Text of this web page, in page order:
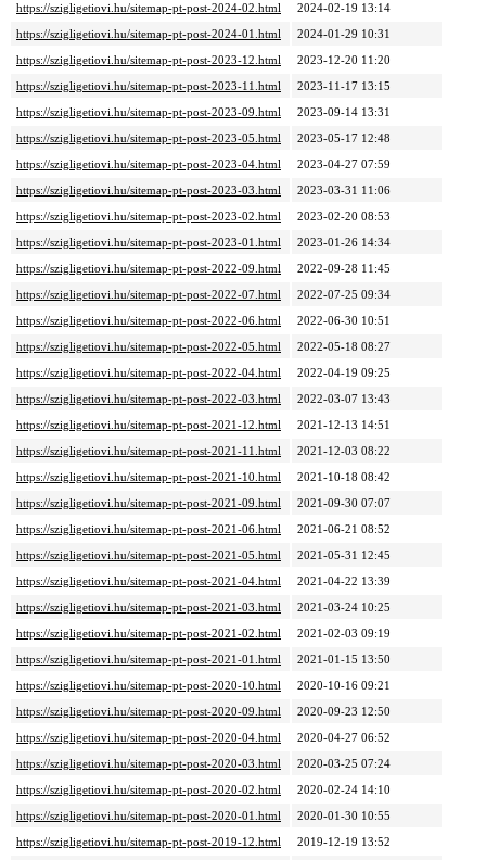
https://szigligetiovi.hu/sitemap-pt-post-2024-02.html
2024-02-19 13:14
https://szigligetiovi.hu/sitemap-pt-post-2024-01.html
2024-01-29 10:31
https://szigligetiovi.hu/sitemap-pt-post-2023-12.html
2023-12-20 11:20
https://szigligetiovi.hu/sitemap-pt-post-2023-11.html
2023-11-17 13:15
https://szigligetiovi.hu/sitemap-pt-post-2023-09.html
2023-09-14 13:31
https://szigligetiovi.hu/sitemap-pt-post-2023-05.html
2023-05-17 12:48
https://szigligetiovi.hu/sitemap-pt-post-2023-04.html
2023-04-27 07:59
https://szigligetiovi.hu/sitemap-pt-post-2023-03.html
2023-03-31 11:06
https://szigligetiovi.hu/sitemap-pt-post-2023-02.html
2023-02-20 08:53
https://szigligetiovi.hu/sitemap-pt-post-2023-01.html
2023-01-26 14:34
https://szigligetiovi.hu/sitemap-pt-post-2022-09.html
2022-09-28 11:45
https://szigligetiovi.hu/sitemap-pt-post-2022-07.html
2022-07-25 09:34
https://szigligetiovi.hu/sitemap-pt-post-2022-06.html
2022-06-30 10:51
https://szigligetiovi.hu/sitemap-pt-post-2022-05.html
2022-05-18 08:27
https://szigligetiovi.hu/sitemap-pt-post-2022-04.html
2022-04-19 09:25
https://szigligetiovi.hu/sitemap-pt-post-2022-03.html
2022-03-07 13:43
https://szigligetiovi.hu/sitemap-pt-post-2021-12.html
2021-12-13 14:51
https://szigligetiovi.hu/sitemap-pt-post-2021-11.html
2021-12-03 08:22
https://szigligetiovi.hu/sitemap-pt-post-2021-10.html
2021-10-18 08:42
https://szigligetiovi.hu/sitemap-pt-post-2021-09.html
2021-09-30 07:07
https://szigligetiovi.hu/sitemap-pt-post-2021-06.html
2021-06-21 08:52
https://szigligetiovi.hu/sitemap-pt-post-2021-05.html
2021-05-31 12:45
https://szigligetiovi.hu/sitemap-pt-post-2021-04.html
2021-04-22 13:39
https://szigligetiovi.hu/sitemap-pt-post-2021-03.html
2021-03-24 10:25
https://szigligetiovi.hu/sitemap-pt-post-2021-02.html
2021-02-03 09:19
https://szigligetiovi.hu/sitemap-pt-post-2021-01.html
2021-01-15 13:50
https://szigligetiovi.hu/sitemap-pt-post-2020-10.html
2020-10-16 09:21
https://szigligetiovi.hu/sitemap-pt-post-2020-09.html
2020-09-23 12:50
https://szigligetiovi.hu/sitemap-pt-post-2020-04.html
2020-04-27 06:52
https://szigligetiovi.hu/sitemap-pt-post-2020-03.html
2020-03-25 07:24
https://szigligetiovi.hu/sitemap-pt-post-2020-02.html
2020-02-24 14:10
https://szigligetiovi.hu/sitemap-pt-post-2020-01.html
2020-01-30 10:55
https://szigligetiovi.hu/sitemap-pt-post-2019-12.html
2019-12-19 13:52